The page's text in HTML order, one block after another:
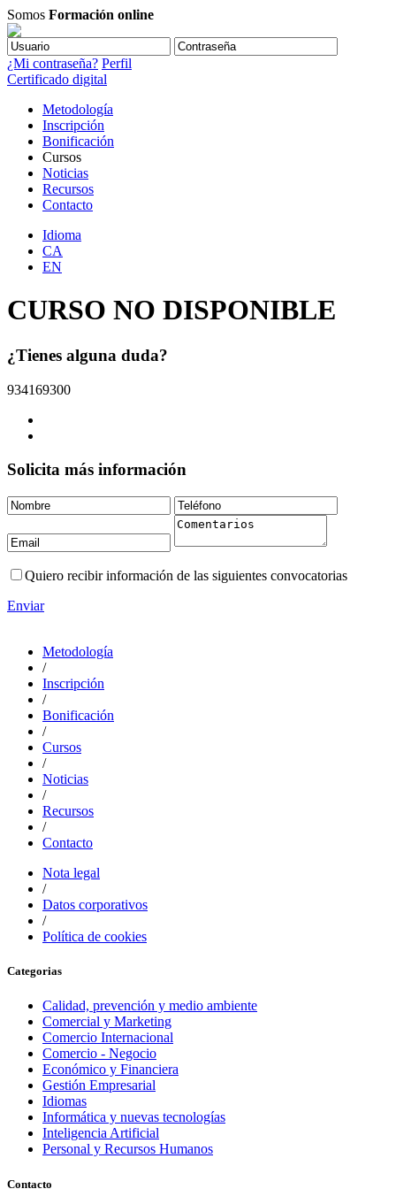
Somos Formación online
¿Mi contraseña? Perfil
Certificado digital
Metodología
Inscripción
Bonificación
Cursos
Noticias
Recursos
Contacto
Idioma
CA
EN
CURSO NO DISPONIBLE
¿Tienes alguna duda?
934169300
Solicita más información
Quiero recibir información de las siguientes convocatorias
Enviar
Metodología
/
Inscripción
/
Bonificación
/
Cursos
/
Noticias
/
Recursos
/
Contacto
Nota legal
/
Datos corporativos
/
Política de cookies
Categorias
Calidad, prevención y medio ambiente
Comercial y Marketing
Comercio Internacional
Comercio - Negocio
Económico y Financiera
Gestión Empresarial
Idiomas
Informática y nuevas tecnologías
Inteligencia Artificial
Personal y Recursos Humanos
Contacto